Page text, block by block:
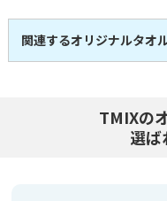
関連するオリジナルタオ
1商品
スポーツタオル
コットンタオル
TMIXの
選ば